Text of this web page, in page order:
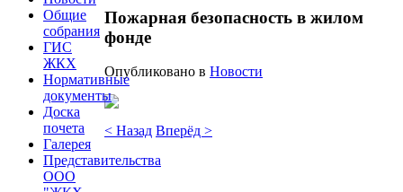
Пожарная безопасность в жилом
фонде
Опубликовано в Новости
< Назад Вперёд >
Общие
собрания
ГИС
ЖКХ
Нормативные
документы
Доска
почета
Галерея
Представительства
ООО